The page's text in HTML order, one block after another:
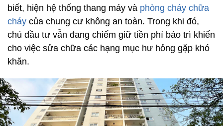
biết, hiện hệ thống thang máy và phòng cháy chữa
cháy của chung cư không an toàn. Trong khi đó,
chủ đầu tư vẫn đang chiếm giữ tiền phí bảo trì khiến
cho việc sửa chữa các hạng mục hư hỏng gặp khó
khăn.